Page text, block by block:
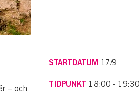
– och
STARTDATUM 17/9
TIDPUNKT 18:00 - 19:30